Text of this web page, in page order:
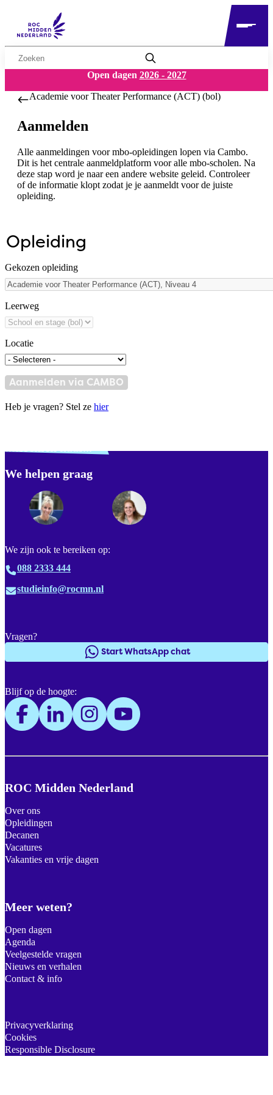
Zoekwoord
Open dagen 2026 - 2027
Academie voor Theater Performance (ACT) (bol)
Aanmelden
Alle aanmeldingen voor mbo-opleidingen lopen via Cambo.
Dit is het centrale aanmeldplatform voor alle mbo-scholen. Na
deze stap word je naar een andere website geleid. Controleer
of de informatie klopt zodat je je aanmeldt voor de juiste
opleiding.
Opleiding
Gekozen opleiding
Leerweg
Locatie
Aanmelden via CAMBO
Heb je vragen? Stel ze hier
We helpen graag
We zijn ook te bereiken op:
088 2333 444
studieinfo@rocmn.nl
ROC Midden Nederland
Over ons
Opleidingen
Decanen
Vacatures
Vakanties en vrije dagen
Meer weten?
Open dagen
Agenda
Veelgestelde vragen
Nieuws en verhalen
Contact & info
Vragen?
Start WhatsApp chat
Blijf op de hoogte:
Footer
Privacyverklaring
Cookies
Responsible Disclosure